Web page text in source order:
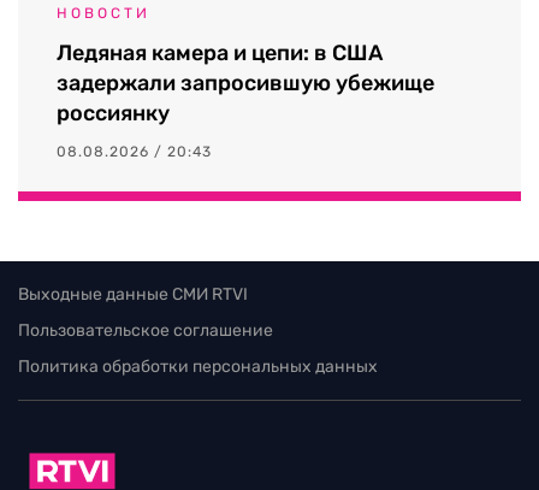
НОВОСТИ
Ледяная камера и цепи: в США
задержали запросившую убежище
россиянку
08.08.2026 / 20:43
Выходные данные СМИ RTVI
Пользовательское соглашение
Политика обработки персональных данных